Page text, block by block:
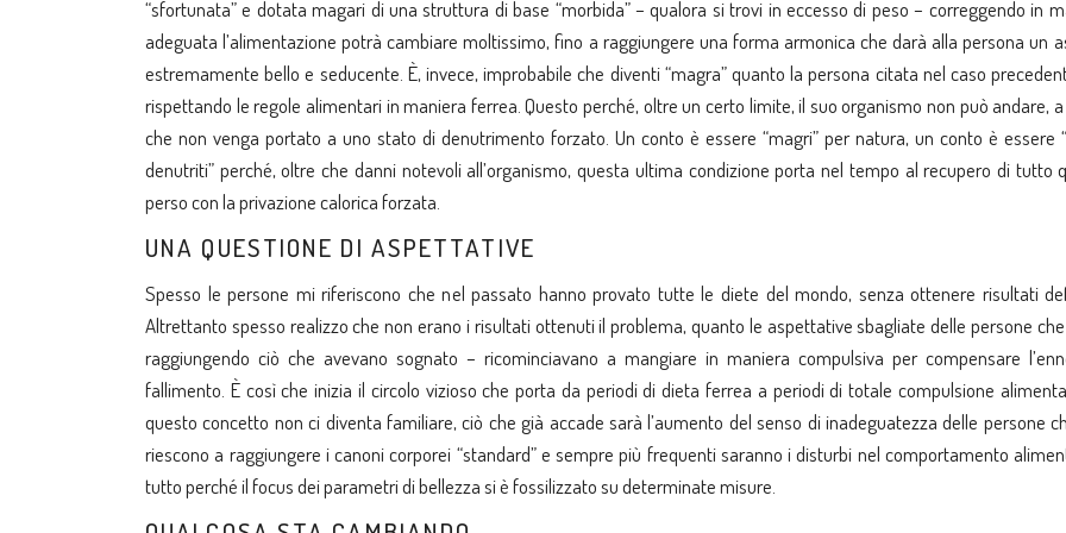
“sfortunata” e dotata magari di una struttura di base “morbida” – qualora si trovi in eccesso di peso – correggendo in
adeguata l’alimentazione potrà cambiare moltissimo, fino a raggiungere una forma armonica che darà alla persona un
estremamente bello e seducente. È, invece, improbabile che diventi “magra” quanto la persona citata nel caso
rispettando le regole alimentari in maniera ferrea. Questo perché, oltre un certo limite, il suo organismo non può andare,
che non venga portato a uno stato di denutrimento forzato. Un conto è essere “magri” per natura, un conto è essere
denutriti” perché, oltre che danni notevoli all’organismo, questa ultima condizione porta nel tempo al recupero di tutto
perso con la privazione calorica forzata.
UNA QUESTIONE DI ASPETTATIVE
Spesso le persone mi riferiscono che nel passato hanno provato tutte le diete del mondo, senza ottenere risultati
Altrettanto spesso realizzo che non erano i risultati ottenuti il problema, quanto le aspettative sbagliate delle persone
raggiungendo ciò che avevano sognato – ricominciavano a mangiare in maniera compulsiva per compensare
fallimento. È così che inizia il circolo vizioso che porta da periodi di dieta ferrea a periodi di totale compulsione
questo concetto non ci diventa familiare, ciò che già accade sarà l’aumento del senso di inadeguatezza delle persone
riescono a raggiungere i canoni corporei “standard” e sempre più frequenti saranno i disturbi nel comportamento
tutto perché il focus dei parametri di bellezza si è fossilizzato su determinate misure.